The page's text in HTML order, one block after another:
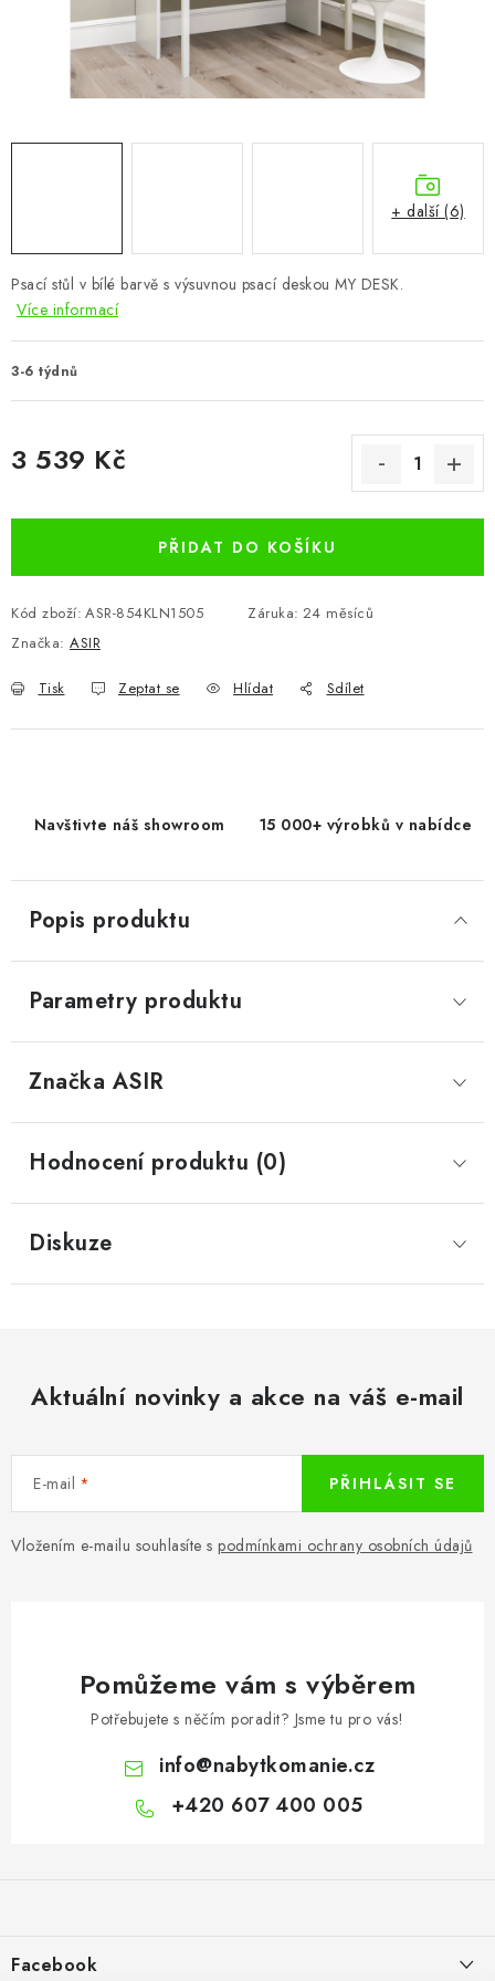
DOPLŇKY A DEKORACE
VÝPRODEJ
Kontakty
Psací stůl v bílé barvě s výsuvnou psací deskou MY DESK.
Více informací
3-6 týdnů
3 539 Kč
PŘIDAT DO KOŠÍKU
Kód zboží: ASR-854KLN1505 Záruka: 24 měsíců
Značka: ASIR
Tisk Zeptat se Hlídat Sdílet
+ další (6)
Navštivte náš showroom 15 000+ výrobků v nabídce
Popis produktu
Parametry produktu
Značka ASIR
Hodnocení produktu (0)
Diskuze
Aktuální novinky a akce na váš e-mail
E-mail
Vložením e-mailu souhlasíte s podmínkami ochrany osobních údajů
PŘIHLÁSIT SE
Pomůžeme vám s výběrem
Potřebujete s něčím poradit? Jsme tu pro vás!
info@nabytkomanie.cz
+420 607 400 005
aFacebook